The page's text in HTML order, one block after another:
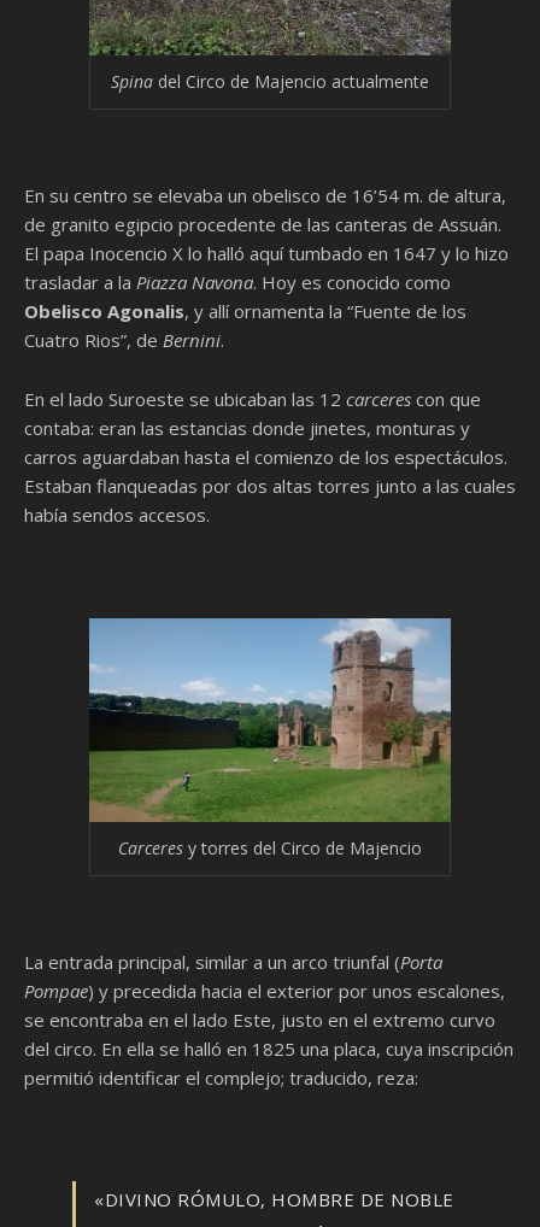
Spina del Circo de Majencio actualmente
En su centro se elevaba un obelisco de 16’54 m. de altura,
de granito egipcio procedente de las canteras de Assuán.
El papa Inocencio X lo halló aquí tumbado en 1647 y lo hizo
trasladar a la Piazza Navona. Hoy es conocido como
Obelisco Agonalis, y allí ornamenta la “Fuente de los
Cuatro Rios”, de Bernini.
En el lado Suroeste se ubicaban las 12 carceres con que
contaba: eran las estancias donde jinetes, monturas y
carros aguardaban hasta el comienzo de los espectáculos.
Estaban flanqueadas por dos altas torres junto a las cuales
había sendos accesos.
Carceres y torres del Circo de Majencio
La entrada principal, similar a un arco triunfal (Porta
Pompae) y precedida hacia el exterior por unos escalones,
se encontraba en el lado Este, justo en el extremo curvo
del circo. En ella se halló en 1825 una placa, cuya inscripción
permitió identificar el complejo; traducido, reza:
«DIVINO RÓMULO, HOMBRE DE NOBLE